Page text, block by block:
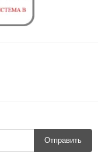
Отправить